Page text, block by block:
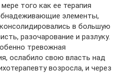
того как ее терапия
элементы,
в большую
разочарование и разлуку.
тревожная
ослабило свою власть над
возросла, и через